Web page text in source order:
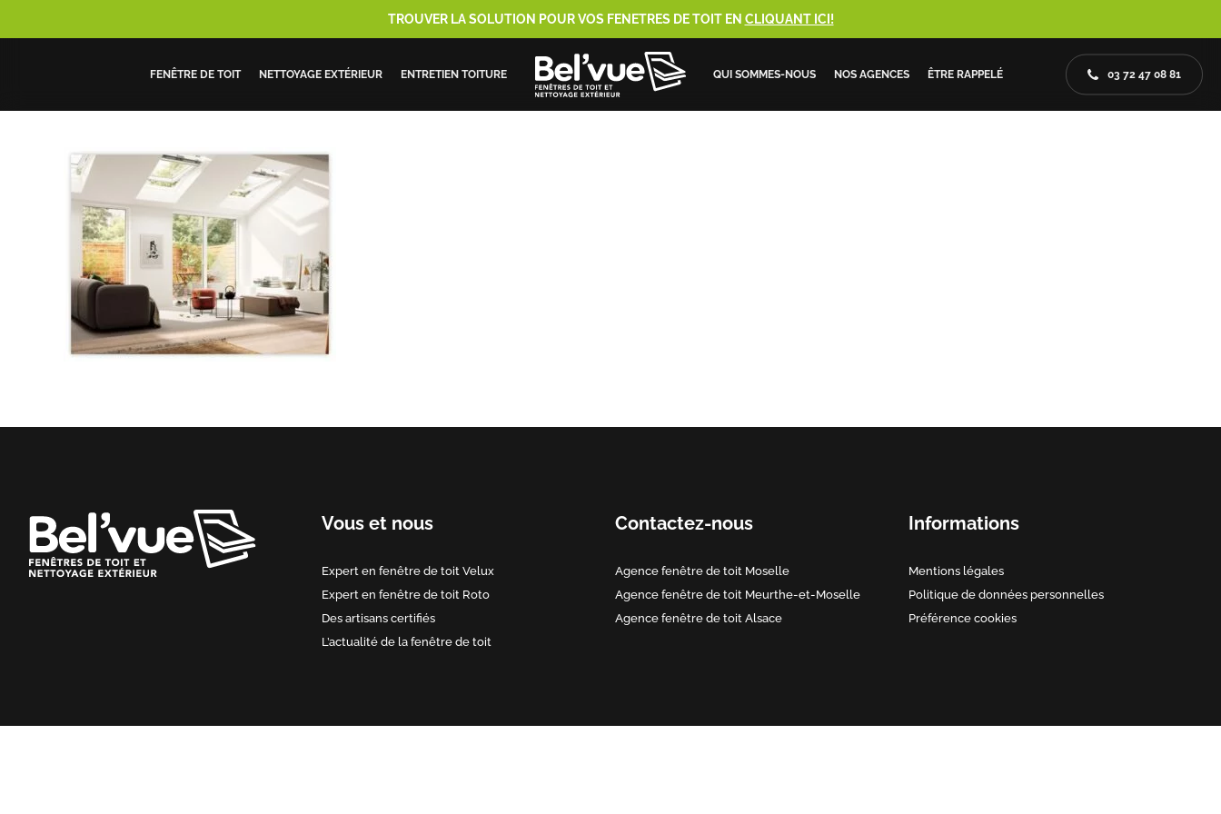
to
TROUVER LA SOLUTION POUR VOS FENETRES DE TOIT EN CLIQUANT ICI!
FENÊTRE DE TOIT NETTOYAGE EXTÉRIEUR ENTRETIEN TOITURE QUI SOMMES-NOUS NOS AGENCES ÊTRE RAPPELÉ 03 72 47 08 81
Vous et nous
Expert en fenêtre de toit Velux
Expert en fenêtre de toit Roto
Des artisans certifiés
L’actualité de la fenêtre de toit
Contactez-nous
Agence fenêtre de toit Moselle
Agence fenêtre de toit Meurthe-et-Moselle
Agence fenêtre de toit Alsace
Informations
Mentions légales
Politique de données personnelles
Préférence cookies